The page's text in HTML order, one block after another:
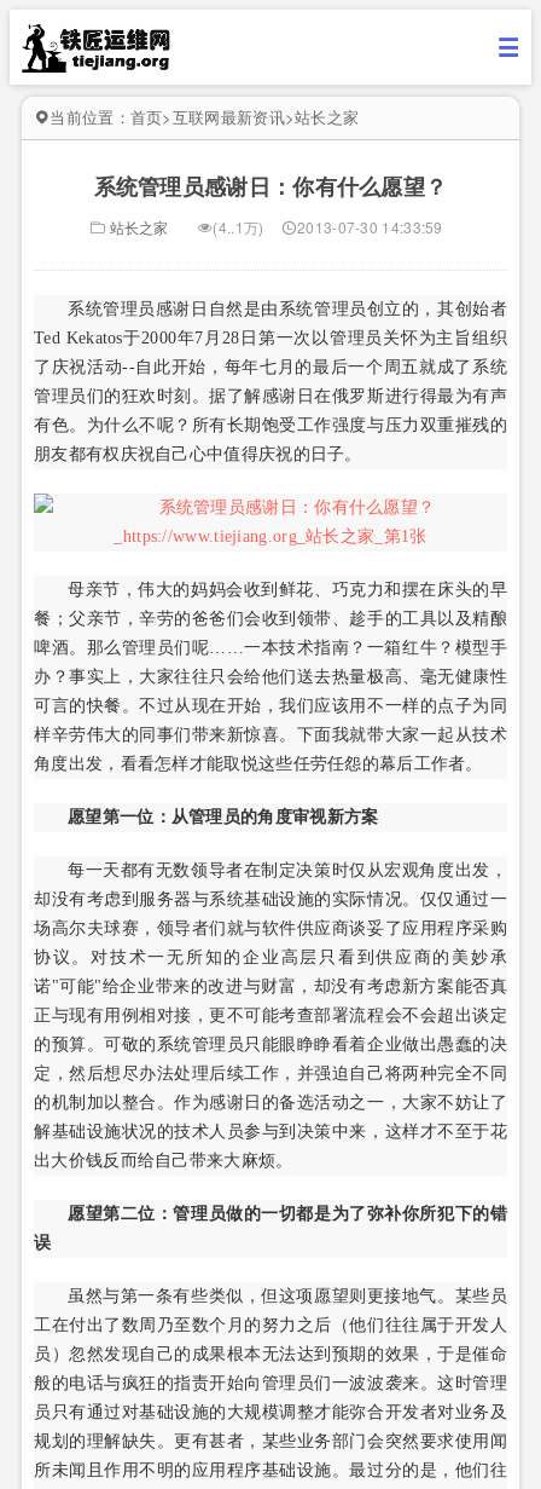
当前位置： 首页>互联网最新资讯>站长之家
系统管理员感谢日：你有什么愿望？
站长之家 (4..1万) 2013-07-30 14:33:59
系统管理员感谢日自然是由系统管理员创立的，其创始者
Ted Kekatos于2000年7月28日第一次以管理员关怀为主旨组织
了庆祝活动--自此开始，每年七月的最后一个周五就成了系统
管理员们的狂欢时刻。据了解感谢日在俄罗斯进行得最为有声
有色。为什么不呢？所有长期饱受工作强度与压力双重摧残的
朋友都有权庆祝自己心中值得庆祝的日子。
母亲节，伟大的妈妈会收到鲜花、巧克力和摆在床头的早
餐；父亲节，辛劳的爸爸们会收到领带、趁手的工具以及精酿
啤酒。那么管理员们呢……一本技术指南？一箱红牛？模型手
办？事实上，大家往往只会给他们送去热量极高、毫无健康性
可言的快餐。不过从现在开始，我们应该用不一样的点子为同
样辛劳伟大的同事们带来新惊喜。下面我就带大家一起从技术
角度出发，看看怎样才能取悦这些任劳任怨的幕后工作者。
愿望第一位：从管理员的角度审视新方案
每一天都有无数领导者在制定决策时仅从宏观角度出发，
却没有考虑到服务器与系统基础设施的实际情况。仅仅通过一
场高尔夫球赛，领导者们就与软件供应商谈妥了应用程序采购
协议。对技术一无所知的企业高层只看到供应商的美妙承
诺"可能"给企业带来的改进与财富，却没有考虑新方案能否真
正与现有用例相对接，更不可能考查部署流程会不会超出谈定
的预算。可敬的系统管理员只能眼睁睁看着企业做出愚蠢的决
定，然后想尽办法处理后续工作，并强迫自己将两种完全不同
的机制加以整合。作为感谢日的备选活动之一，大家不妨让了
解基础设施状况的技术人员参与到决策中来，这样才不至于花
出大价钱反而给自己带来大麻烦。
愿望第二位：管理员做的一切都是为了弥补你所犯下的错
误
虽然与第一条有些类似，但这项愿望则更接地气。某些员
工在付出了数周乃至数个月的努力之后（他们往往属于开发人
员）忽然发现自己的成果根本无法达到预期的效果，于是催命
般的电话与疯狂的指责开始向管理员们一波波袭来。这时管理
员只有通过对基础设施的大规模调整才能弥合开发者对业务及
规划的理解缺失。更有甚者，某些业务部门会突然要求使用闻
所未闻且作用不明的应用程序基础设施。最过分的是，他们往